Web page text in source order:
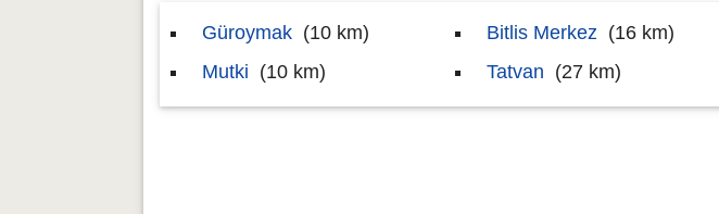
Güroymak (10 km)
Mutki (10 km)
Bitlis Merkez (16 km)
Tatvan (27 km)